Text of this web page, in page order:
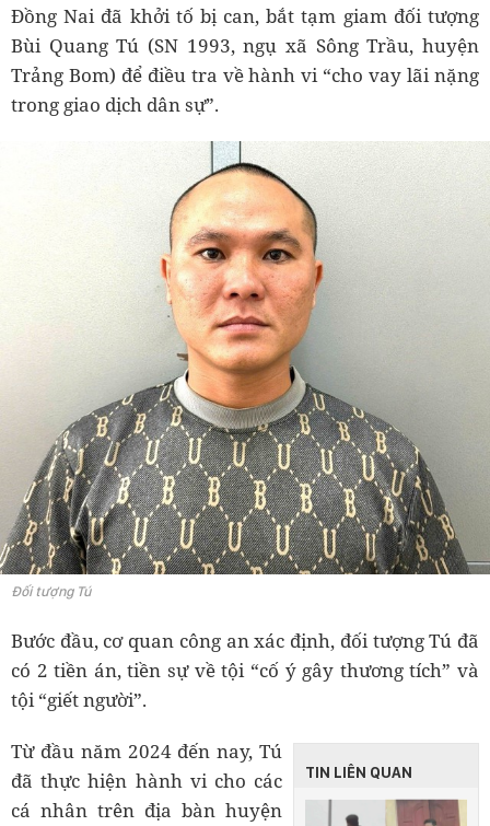
Đồng Nai đã khởi tố bị can, bắt tạm giam đối tượng
Bùi Quang Tú (SN 1993, ngụ xã Sông Trầu, huyện
Trảng Bom) để điều tra về hành vi “cho vay lãi nặng
trong giao dịch dân sự”.
Đối tượng Tú
Bước đầu, cơ quan công an xác định, đối tượng Tú đã
có 2 tiền án, tiền sự về tội “cố ý gây thương tích” và
tội “giết người”.
TIN LIÊN QUAN
Từ đầu năm 2024 đến nay, Tú
đã thực hiện hành vi cho các
cá nhân trên địa bàn huyện